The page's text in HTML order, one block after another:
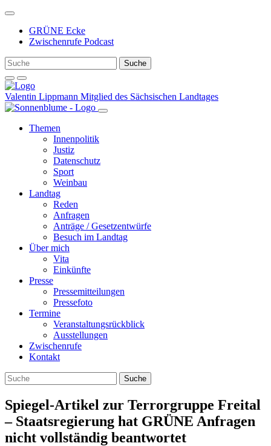
Weiter
Inhalt
GRÜNE Ecke
Zwischenrufe Podcast
Valentin Lippmann Mitglied des Sächsischen Landtages
Themen
Innenpolitik
Justiz
Datenschutz
Sport
Weinbau
Landtag
Reden
Anfragen
Anträge / Gesetzentwürfe
Besuch im Landtag
Über mich
Vita
Einkünfte
Presse
Pressemitteilungen
Pressefoto
Termine
Veranstaltungsrückblick
Ausstellungen
Zwischenrufe
Kontakt
Spiegel-Artikel zur Terrorgruppe Freital
– Staatsregierung hat GRÜNE Anfragen
nicht vollständig beantwortet